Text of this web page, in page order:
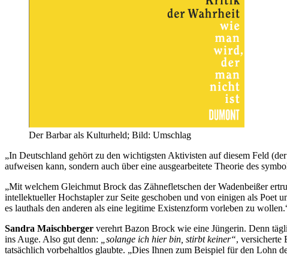
Der Barbar als Kulturheld; Bild: Umschlag
„In Deutschland gehört zu den wichtigsten Aktivisten auf diesem Feld
aufweisen kann, sondern auch über eine ausgearbeitete Theorie des
„Mit welchem Gleichmut Brock das Zähnefletschen der Wadenbeißer
intellektueller Hochstapler zur Seite geschoben und von einigen als Poet
es lauthals den anderen als eine legitime Existenzform vorleben zu
Sandra Maischberger verehrt Bazon Brock wie eine Jüngerin. Denn
ins Auge. Also gut denn:
„solange ich hier bin, stirbt keiner“, versicherte
tatsächlich vorbehaltlos glaubte. „Dies Ihnen zum Beispiel für den Lohn